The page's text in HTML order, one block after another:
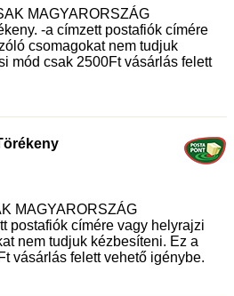
MAGYARORSZÁG
-a címzett postafiók címére
csomagokat nem tudjuk
mód csak 2500Ft vásárlás felett
MAGYARORSZÁG
postafiók címére vagy helyrajzi
nem tudjuk kézbesíteni. Ez a
vásárlás felett vehető igénybe.